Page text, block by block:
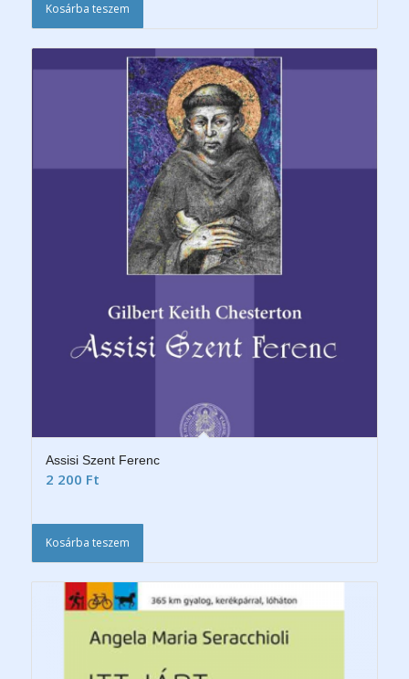
Kosárba teszem
Assisi Szent Ferenc
2 200 Ft
Kosárba teszem